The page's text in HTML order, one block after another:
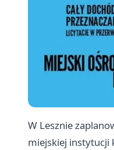
W Lesznie
miejskiej instytucji